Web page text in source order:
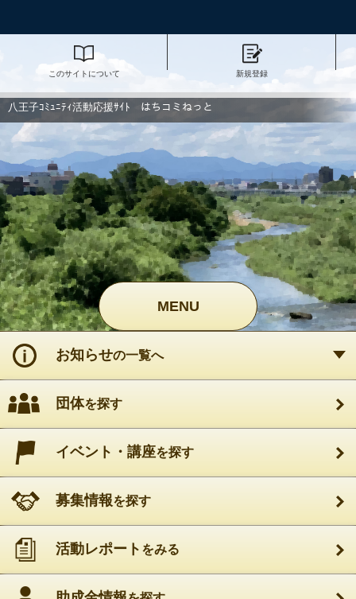
このサイトについて 新規登録
八王子ｺﾐｭﾆﾃｨ活動応援ｻｲﾄ はちコミねっと
MENU
お知らせの一覧へ
団体を探す
イベント・講座を探す
募集情報を探す
活動レポート をみる
読み上げ設定
八王子ｺﾐｭﾆﾃｨ活動応援ｻｲﾄ はちコミねっと
＞
健康福祉 ＞ すずらん食堂食材配布1月24日 晴天
すずらん食堂食材配布1月24日 晴天
公開日：2026年01月25日 最終更新日：2026年01月25日
すずらん食堂
開催